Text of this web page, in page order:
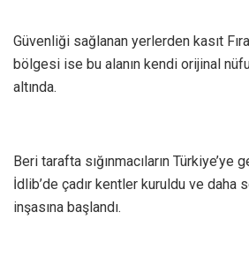
Güvenliği sağlanan yerlerden kasıt
bölgesi ise bu alanın kendi orijinal
altında.
Beri tarafta sığınmacıların
İdlib’de çadır kentler kuruldu ve daha
inşasına başlandı.